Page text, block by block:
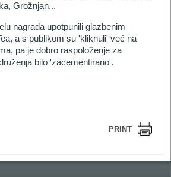
Grožnjan...
nagrada upotpunili glazbenim
a s publikom su 'kliknuli' već na
pa je dobro raspoloženje za
bilo 'zacementirano'.
PRINT